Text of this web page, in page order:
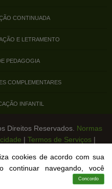
CONTINUADA
E LETRAMENTO
PEDAGOGIA
COMPLEMENTARES
INFANTIL
Direitos Reservados. Normas
| Termos de Serviços|
cookies de acordo com sua
continuar navegando, você
Concordo
Login